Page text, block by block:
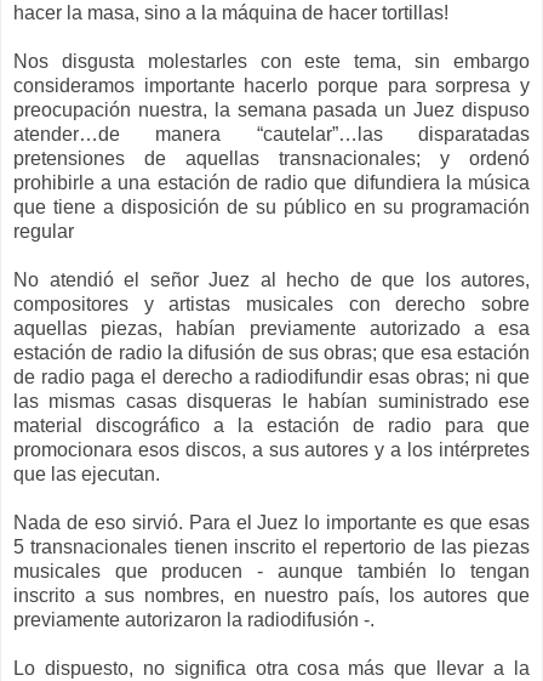
hacer la masa, sino a la máquina de hacer tortillas!
Nos disgusta molestarles con este tema, sin embargo
consideramos importante hacerlo porque para sorpresa y
preocupación nuestra, la semana pasada un Juez dispuso
atender…de manera “cautelar”…las disparatadas
pretensiones de aquellas transnacionales; y ordenó
prohibirle a una estación de radio que difundiera la música
que tiene a disposición de su público en su programación
regular
No atendió el señor Juez al hecho de que los autores,
compositores y artistas musicales con derecho sobre
aquellas piezas, habían previamente autorizado a esa
estación de radio la difusión de sus obras; que esa estación
de radio paga el derecho a radiodifundir esas obras; ni que
las mismas casas disqueras le habían suministrado ese
material discográfico a la estación de radio para que
promocionara esos discos, a sus autores y a los intérpretes
que las ejecutan.
Nada de eso sirvió. Para el Juez lo importante es que esas
5 transnacionales tienen inscrito el repertorio de las piezas
musicales que producen - aunque también lo tengan
inscrito a sus nombres, en nuestro país, los autores que
previamente autorizaron la radiodifusión -.
Lo dispuesto, no significa otra cosa más que llevar a la